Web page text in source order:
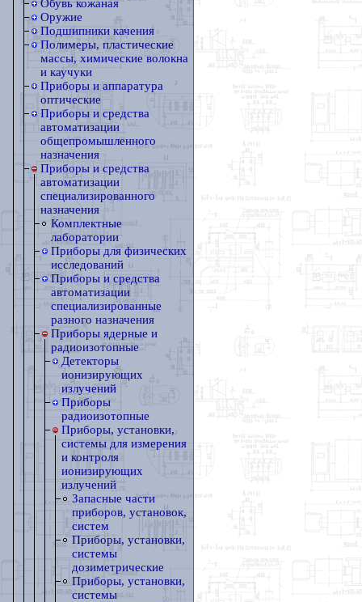
Обувь кожаная
Оружие
Подшипники качения
Полимеры, пластические
массы, химические волокна
и каучуки
Приборы и аппаратура
оптические
Приборы и средства
автоматизации
общепромышленного
назначения
Приборы и средства
автоматизации
специализированного
назначения
Комплектные
лаборатории
Приборы для физических
исследований
Приборы и средства
автоматизации
специализированные
разного назначения
Приборы ядерные и
радиоизотопные
Детекторы
ионизирующих
излучений
Приборы
радиоизотопные
Приборы, установки,
системы для измерения
и контроля
ионизирующих
излучений
Запасные части
приборов, установок,
систем
Приборы, установки,
системы
дозиметрические
Приборы, установки,
системы